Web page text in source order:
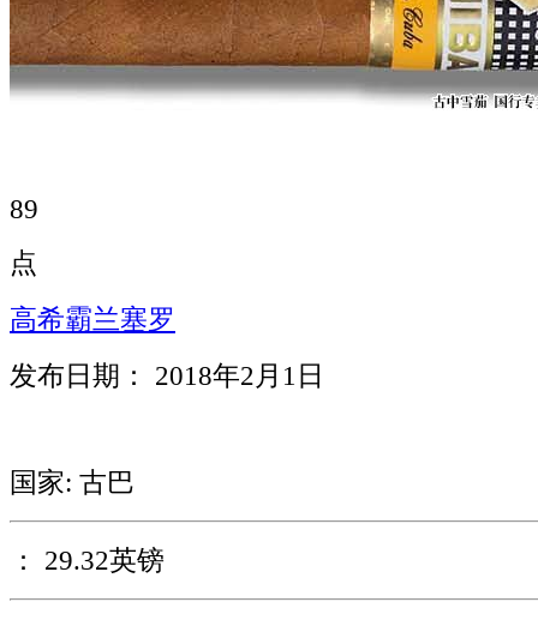
89
点
高希霸兰塞罗
发布日期： 2018年2月1日
国家: 古巴
： 29.32英镑